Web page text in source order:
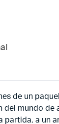
de un
del mundo de
partida, a un